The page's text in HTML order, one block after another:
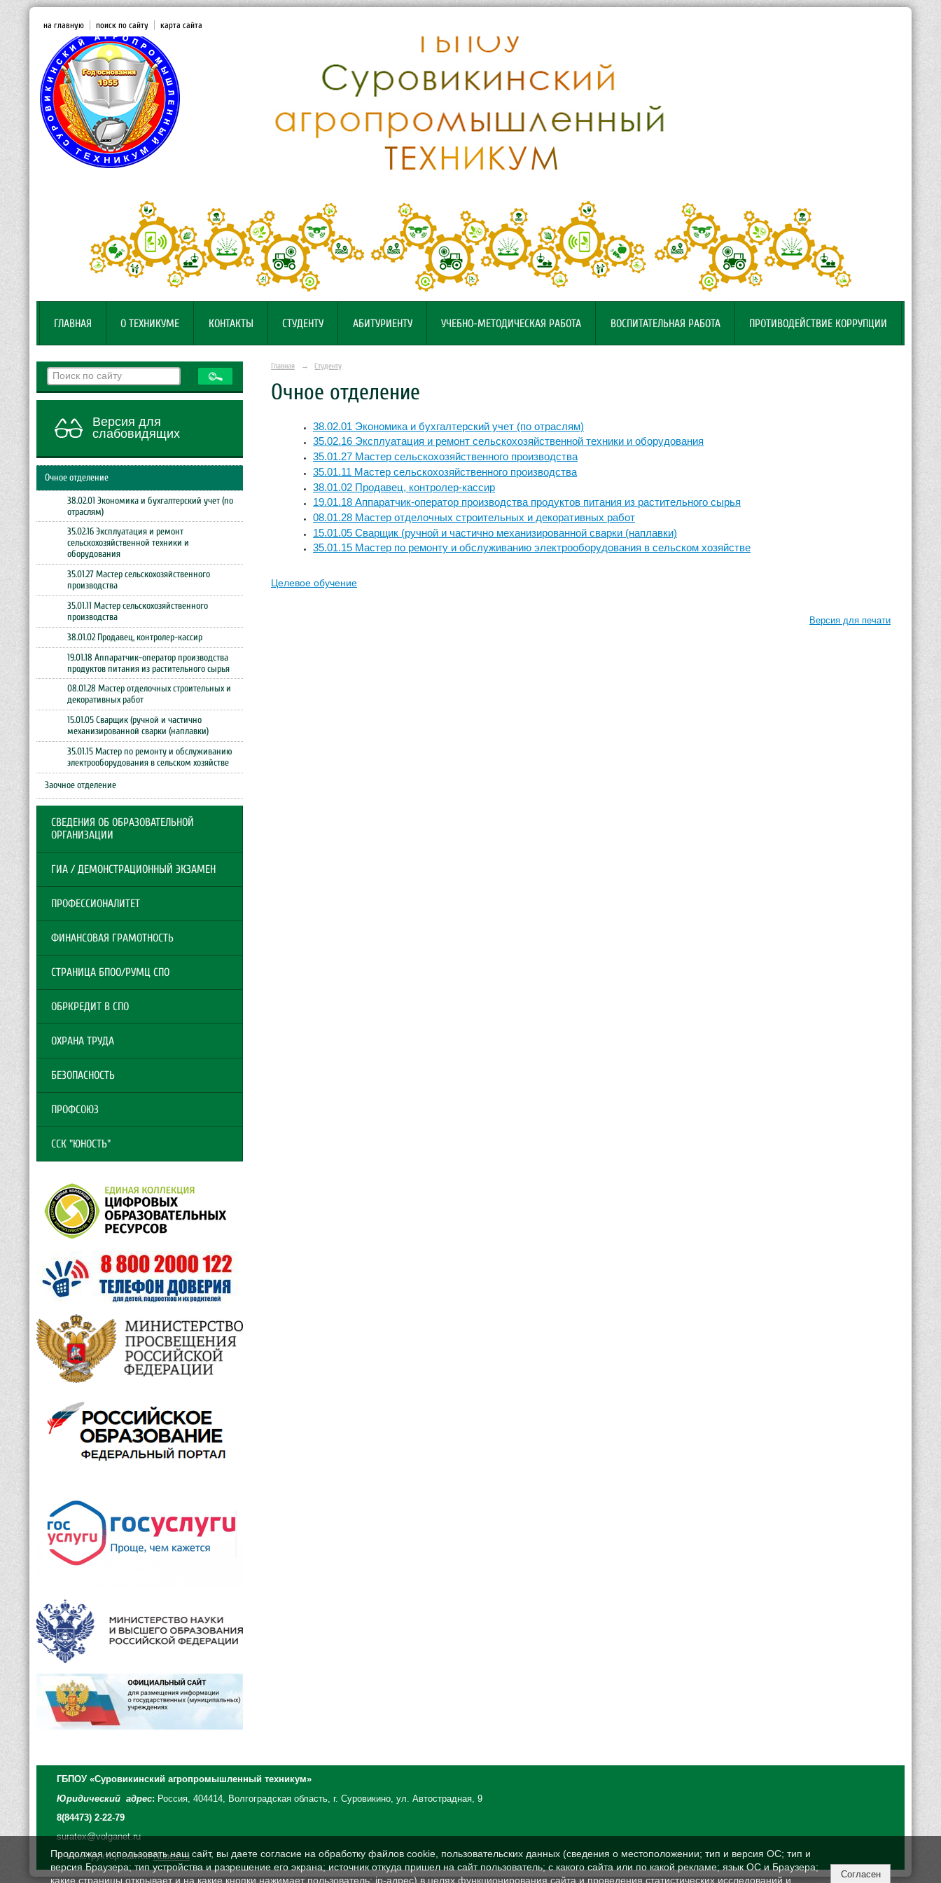
на главную поиск по сайту карта сайта
ГЛАВНАЯ О ТЕХНИКУМЕ КОНТАКТЫ СТУДЕНТУ АБИТУРИЕНТУ УЧЕБНО-МЕТОДИЧЕСКАЯ РАБОТА ВОСПИТАТЕЛЬНАЯ РАБОТА ПРОТИВОДЕЙСТВИЕ КОРРУПЦИИ
Версия для
слабовидящих
Очное отделение
38.02.01 Экономика и бухгалтерский учет (по
отраслям)
35.02.16 Эксплуатация и ремонт
сельскохозяйственной техники и
оборудования
35.01.27 Мастер сельскохозяйственного
производства
35.01.11 Мастер сельскохозяйственного
производства
38.01.02 Продавец, контролер-кассир
19.01.18 Аппаратчик-оператор производства
продуктов питания из растительного сырья
08.01.28 Мастер отделочных строительных и
декоративных работ
15.01.05 Сварщик (ручной и частично
механизированной сварки (наплавки)
35.01.15 Мастер по ремонту и обслуживанию
электрооборудования в сельском хозяйстве
Заочное отделение
СВЕДЕНИЯ ОБ ОБРАЗОВАТЕЛЬНОЙ
ОРГАНИЗАЦИИ
ГИА / ДЕМОНСТРАЦИОННЫЙ ЭКЗАМЕН
ПРОФЕССИОНАЛИТЕТ
ФИНАНСОВАЯ ГРАМОТНОСТЬ
СТРАНИЦА БПОО/РУМЦ СПО
ОБРКРЕДИТ В СПО
ОХРАНА ТРУДА
БЕЗОПАСНОСТЬ
ПРОФСОЮЗ
ССК "ЮНОСТЬ"
Главная → Студенту
Очное отделение
38.02.01 Экономика и бухгалтерский учет (по отраслям)
35.02.16 Эксплуатация и ремонт сельскохозяйственной техники и оборудования
35.01.27 Мастер сельскохозяйственного производства
35.01.11 Мастер сельскохозяйственного производства
38.01.02 Продавец, контролер-кассир
19.01.18 Аппаратчик-оператор производства продуктов питания из растительного сырья
08.01.28 Мастер отделочных строительных и декоративных работ
15.01.05 Сварщик (ручной и частично механизированной сварки (наплавки)
35.01.15 Мастер по ремонту и обслуживанию электрооборудования в сельском хозяйстве
Целевое обучение
Версия для печати
ГБПОУ «Суровикинский агропромышленный техникум»
Юридический адрес: Россия, 404414, Волгоградская область, г. Суровикино, ул. Автострадная, 9
8(84473) 2-22-79
suratex@volganet.ru
© Конструктор сайтовNubex.ru
Продолжая использовать наш сайт, вы даете согласие на обработку файлов cookie, пользовательских данных (сведения о местоположении; тип и версия ОС; тип и
версия Браузера; тип устройства и разрешение его экрана; источник откуда пришел на сайт пользователь; с какого сайта или по какой рекламе; язык ОС и Браузера;
какие страницы открывает и на какие кнопки нажимает пользователь; ip-адрес) в целях функционирования сайта и проведения статистических исследований и
Согласен